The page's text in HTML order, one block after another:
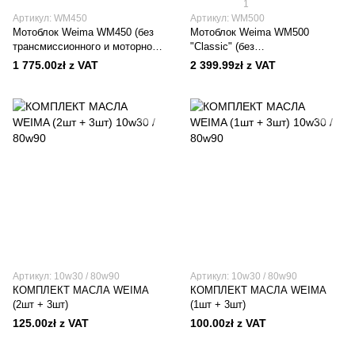
Артикул: WM450
Мотоблок Weima WM450 (без
трансмиссионного и моторного
масла)
1 775.00zł z VAT
1
Артикул: WM500
Мотоблок Weima WM500
"Classic" (без
трансмиссионного и моторного
2 399.99zł z VAT
Артикул: 10w30 / 80w90
КОМПЛЕКТ МАСЛА WEIMA
(2шт + 3шт)
125.00zł z VAT
Артикул: 10w30 / 80w90
КОМПЛЕКТ МАСЛА WEIMA
(1шт + 3шт)
100.00zł z VAT